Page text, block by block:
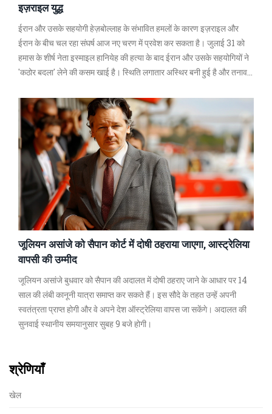
इज़राइल युद्ध
ईरान और उसके सहयोगी हेज़बोल्लाह के संभावित हमलों के कारण इज़राइल और
ईरान के बीच चल रहा संघर्ष आज नए चरण में प्रवेश कर सकता है। जुलाई 31 को
हमास के शीर्ष नेता इस्माइल हानियेह की हत्या के बाद ईरान और उसके सहयोगियों ने
'कठोर बदला' लेने की कसम खाई है। स्थिति लगातार अस्थिर बनी हुई है और तनाव व
जूलियन असांजे को सैपान कोर्ट में दोषी ठहराया जाएगा, आस्ट्रेलिया
वापसी की उम्मीद
जूलियन असांजे बुधवार को सैपान की अदालत में दोषी ठहराए जाने के आधार पर 14
साल की लंबी कानूनी यात्रा समाप्त कर सकते हैं। इस सौदे के तहत उन्हें अपनी
स्वतंत्रता प्राप्त होगी और वे अपने देश ऑस्ट्रेलिया वापस जा सकेंगे। अदालत की
सुनवाई स्थानीय समयानुसार सुबह 9 बजे होगी।
श्रेणियाँ
खेल